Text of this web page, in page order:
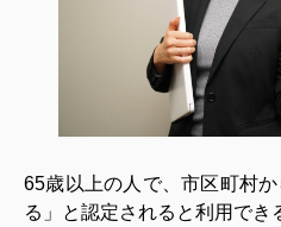
65歳以上の人で、市区町村
る」と認定されると利用でき